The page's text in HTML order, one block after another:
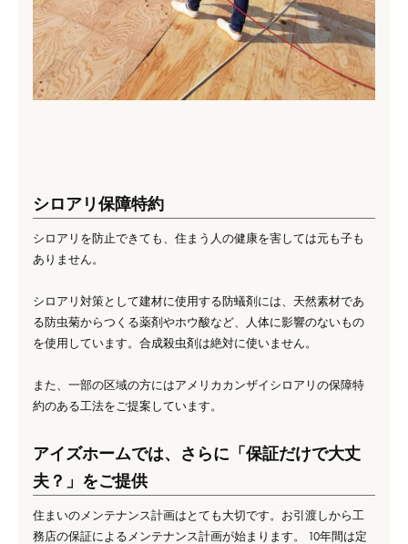
シロアリ保障特約
シロアリを防止できても、住まう人の健康を害しては元も子も
ありません。
シロアリ対策として建材に使用する防蟻剤には、天然素材であ
る防虫菊からつくる薬剤やホウ酸など、人体に影響のないもの
を使用しています。合成殺虫剤は絶対に使いません。
また、一部の区域の方にはアメリカカンザイシロアリの保障特
約のある工法をご提案しています。
アイズホームでは、さらに「保証だけで大丈
夫？」をご提供
住まいのメンテナンス計画はとても大切です。お引渡しから工
務店の保証によるメンテナンス計画が始まります。 10年間は定